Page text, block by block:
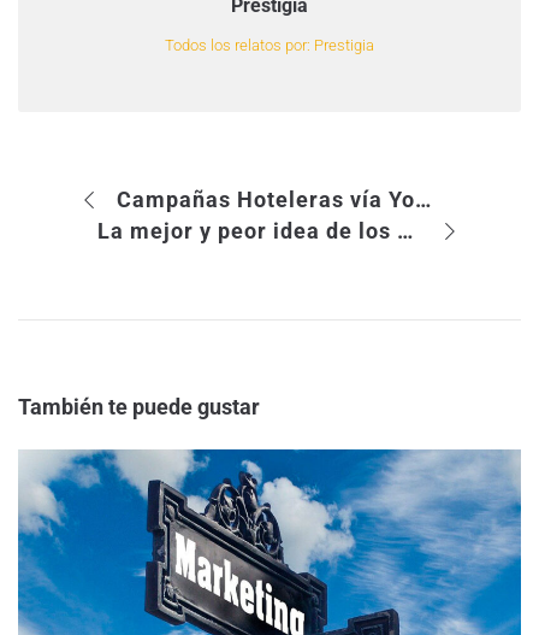
Prestigia
Todos los relatos por: Prestigia
Campañas Hoteleras vía Youtube: dos casos, tres años de diferencia.
La mejor y peor idea de los últimos 10 años.
También te puede gustar